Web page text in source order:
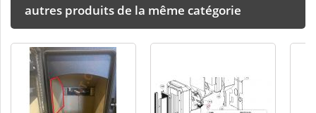
autres produits de la même catégorie